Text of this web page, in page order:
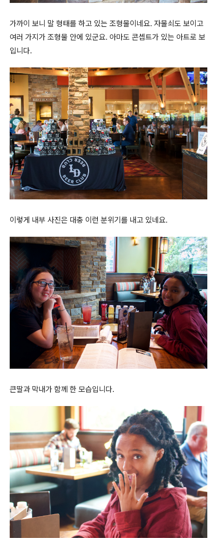
가까이 보니 말 형태를 하고 있는 조형물이네요. 자물쇠도 보이고
여러 가지가 조형물 안에 있군요. 아마도 콘셉트가 있는 아트로 보
입니다.
이렇게 내부 사진은 대충 이런 분위기를 내고 있네요.
큰딸과 막내가 함께 한 모습입니다.